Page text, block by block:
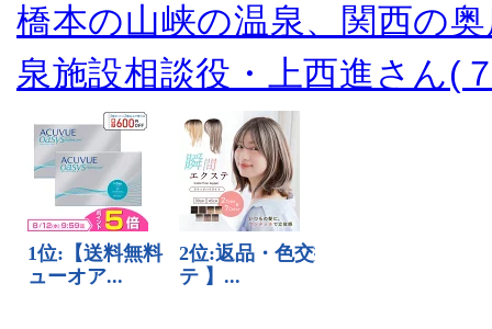
橋本の山峡の温泉、関西の
泉施設相談役・上西進さん(